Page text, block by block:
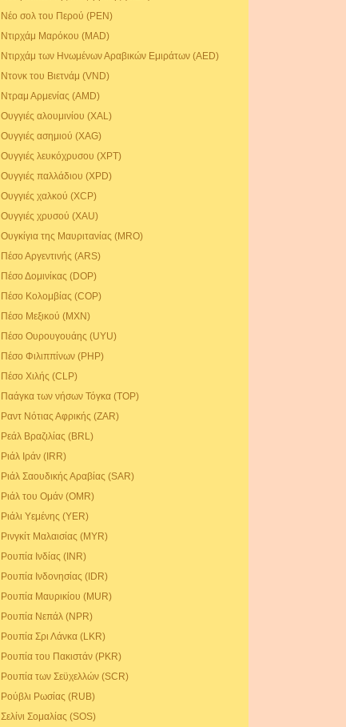
Νέο σολ του Περού (PEN)
Ντιρχάμ Μαρόκου (MAD)
Ντιρχάμ των Ηνωμένων Αραβικών Εμιράτων (AED)
Ντονκ του Βιετνάμ (VND)
Ντραμ Αρμενίας (AMD)
Ουγγιές αλουμινίου (XAL)
Ουγγιές ασημιού (XAG)
Ουγγιές λευκόχρυσου (XPT)
Ουγγιές παλλάδιου (XPD)
Ουγγιές χαλκού (XCP)
Ουγγιές χρυσού (XAU)
Ουγκίγια της Μαυριτανίας (MRO)
Πέσο Αργεντινής (ARS)
Πέσο Δομινίκας (DOP)
Πέσο Κολομβίας (COP)
Πέσο Μεξικού (MXN)
Πέσο Ουρουγουάης (UYU)
Πέσο Φιλιππίνων (PHP)
Πέσο Χιλής (CLP)
Παάγκα των νήσων Τόγκα (TOP)
Ραντ Νότιας Αφρικής (ZAR)
Ρεάλ Βραζιλίας (BRL)
Ριάλ Ιράν (IRR)
Ριάλ Σαουδικής Αραβίας (SAR)
Ριάλ του Ομάν (OMR)
Ριάλι Υεμένης (YER)
Ρινγκίτ Μαλαισίας (MYR)
Ρουπία Ινδίας (INR)
Ρουπία Ινδονησίας (IDR)
Ρουπία Μαυρικίου (MUR)
Ρουπία Νεπάλ (NPR)
Ρουπία Σρι Λάνκα (LKR)
Ρουπία του Πακιστάν (PKR)
Ρουπία των Σεϋχελλών (SCR)
Ρούβλι Ρωσίας (RUB)
Σελίνι Σομαλίας (SOS)